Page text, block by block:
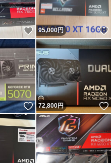
いいね！
95,000円
いいね！
72,800円